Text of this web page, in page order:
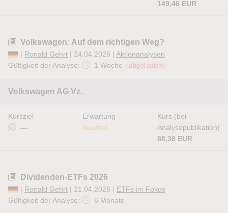
149,46 EUR
Volkswagen: Auf dem richtigen Weg?
| Ronald Gehrt | 24.04.2026 | Aktienanalysen
Gültigkeit der Analyse:
1 Woche abgelaufen
Volkswagen AG Vz.
Kursziel
—
Erwartung
Neutral
Kurs (bei
Analysepublikation)
88,38 EUR
Dividenden-ETFs 2026
| Ronald Gehrt | 21.04.2026 | ETFs im Fokus
Gültigkeit der Analyse:
6 Monate